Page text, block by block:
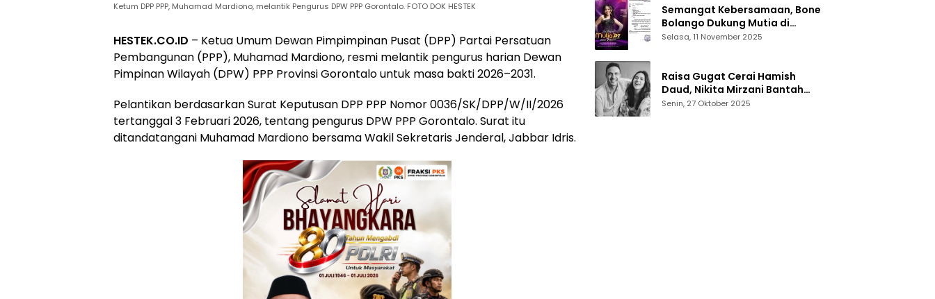
Ketum DPP PPP, Muhamad Mardiono, melantik Pengurus DPW PPP Gorontalo. FOTO DOK HESTEK
HESTEK.CO.ID – Ketua Umum Dewan Pimpimpinan Pusat (DPP) Partai Persatuan
Pembangunan (PPP), Muhamad Mardiono, resmi melantik pengurus harian Dewan
Pimpinan Wilayah (DPW) PPP Provinsi Gorontalo untuk masa bakti 2026–2031.
Pelantikan berdasarkan Surat Keputusan DPP PPP Nomor 0036/SK/DPP/W/II/2026
tertanggal 3 Februari 2026, tentang pengurus DPW PPP Gorontalo. Surat itu
ditandatangani Muhamad Mardiono bersama Wakil Sekretaris Jenderal, Jabbar Idris.
Semangat Kebersamaan, Bone
Bolango Dukung Mutia di
Panggung Dangdut Academy 7
Selasa, 11 November 2025
Raisa Gugat Cerai Hamish
Daud, Nikita Mirzani Bantah
Peras Reza Gladys
Senin, 27 Oktober 2025